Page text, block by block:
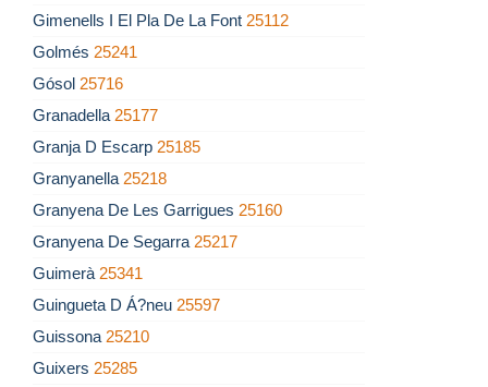
Gimenells I El Pla De La Font 25112
Golmés 25241
Gósol 25716
Granadella 25177
Granja D Escarp 25185
Granyanella 25218
Granyena De Les Garrigues 25160
Granyena De Segarra 25217
Guimerà 25341
Guingueta D Á?neu 25597
Guissona 25210
Guixers 25285